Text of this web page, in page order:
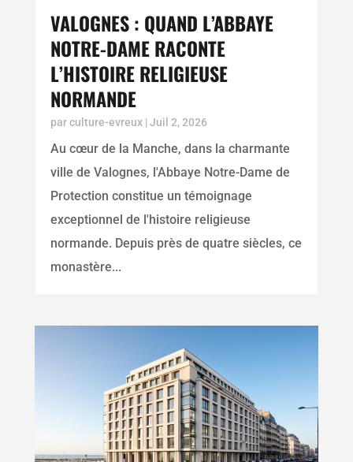
VALOGNES : QUAND L’ABBAYE
NOTRE-DAME RACONTE
L’HISTOIRE RELIGIEUSE
NORMANDE
parculture-evreux| Juil 2, 2026
Au cœur de la Manche, dans la charmante
ville de Valognes, l'Abbaye Notre-Dame de
Protection constitue un témoignage
exceptionnel de l'histoire religieuse
normande. Depuis près de quatre siècles, ce
monastère...